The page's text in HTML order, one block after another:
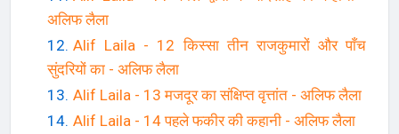
अलिफ लैला
Alif Laila - 12 किस्सा तीन राजकुमारों और पाँच
सुंदरियों का - अलिफ लैला
Alif Laila - 13 मजदूर का संक्षिप्त वृत्तांत - अलिफ लैला
Alif Laila - 14 पहले फकीर की कहानी - अलिफ लैला